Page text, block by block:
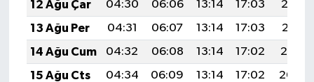
12 Ağu Çar
04:30 06:06 13:14 17:03
20:13
13 Ağu Per
04:31 06:07 13:14 17:03
20:11
14 Ağu Cum
04:32 06:08 13:14 17:02
20:10
15 Ağu Cts
04:34 06:09 13:14 17:02
20:09